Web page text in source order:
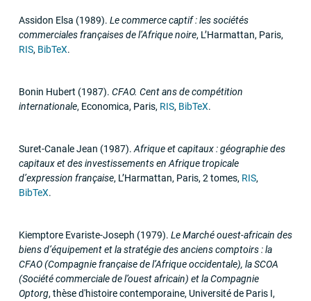
Assidon Elsa (1989). Le commerce captif : les sociétés
commerciales françaises de l’Afrique noire, L’Harmattan, Paris,
RIS, BibTeX.
Bonin Hubert (1987). CFAO. Cent ans de compétition
internationale, Economica, Paris, RIS, BibTeX.
Suret-Canale Jean (1987). Afrique et capitaux : géographie des
capitaux et des investissements en Afrique tropicale
d’expression française, L’Harmattan, Paris, 2 tomes, RIS,
BibTeX.
Kiemptore Evariste-Joseph (1979). Le Marché ouest-africain des
biens d’équipement et la stratégie des anciens comptoirs : la
CFAO(Compagnie française de l’Afrique occidentale), laSCOA
(Société commerciale de l’ouest africain) et la Compagnie
Optorg, thèse d'histoire contemporaine, Université de Paris I,